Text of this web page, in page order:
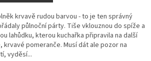
krvavě rudou barvou - to je ten správný
půlnoční párty. Tiše vklouznou do spíže a
lahůdku, kterou kuchařka připravila na další
pomeranče. Musí dát ale pozor na
vyděsí...